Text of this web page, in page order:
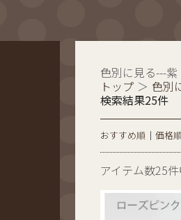
色別に見る---紫
トップ ＞ 色別
検索結果25件
おすすめ順 価格順
アイテム数25